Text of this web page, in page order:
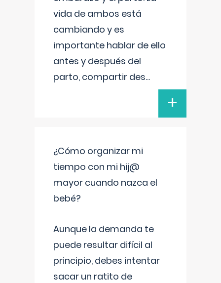
vida de ambos está
cambiando y es
importante hablar de ello
antes y después del
parto, compartir des...
+
¿Cómo organizar mi
tiempo con mi hij@
mayor cuando nazca el
bebé?
Aunque la demanda te
puede resultar difícil al
principio, debes intentar
sacar un ratito de